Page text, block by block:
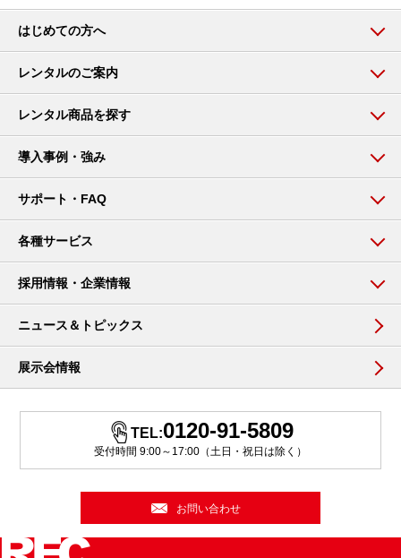
はじめての方へ
レンタルのご案内
レンタル商品を探す
導入事例・強み
サポート・FAQ
各種サービス
採用情報・企業情報
ニュース＆トピックス
展示会情報
TEL:0120-91-5809
受付時間 9:00～17:00（土日・祝日は除く）
お問い合わせ